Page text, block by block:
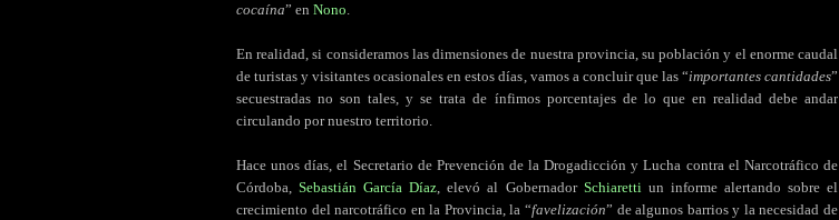
cocaína” en Nono.
En realidad, si consideramos las dimensiones de nuestra provincia, su población y el enorme caudal
de turistas y visitantes ocasionales en estos días, vamos a concluir que las “importantes cantidades”
secuestradas no son tales, y se trata de ínfimos porcentajes de lo que en realidad debe andar
circulando por nuestro territorio.
Hace unos días, el Secretario de Prevención de la Drogadicción y Lucha contra el Narcotráfico de
Córdoba,Sebastián García Díaz, elevó al Gobernador Schiarettiun informe alertando sobre el
crecimiento del narcotráfico en la Provincia, la “favelización” de algunos barrios y la necesidad de